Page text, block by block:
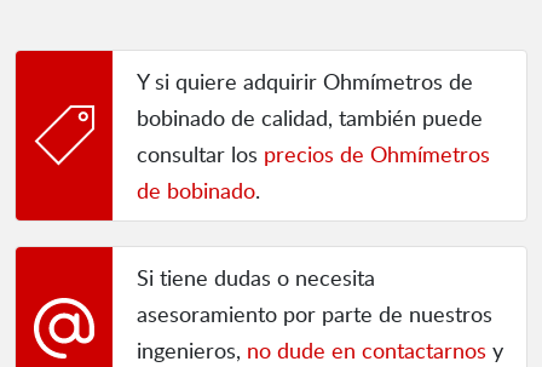
Y si quiere adquirir Ohmímetros de
bobinado de calidad, también puede
consultar los precios de Ohmímetros
de bobinado.
Si tiene dudas o necesita
asesoramiento por parte de nuestros
ingenieros, no dude en contactarnos y